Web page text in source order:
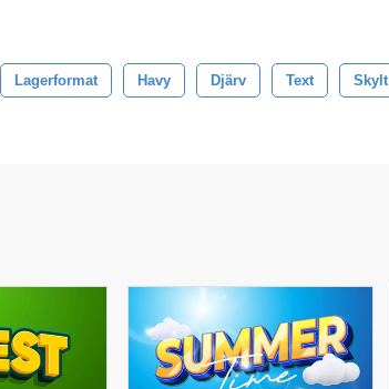
Lagerformat Havy Djärv Text Skylt